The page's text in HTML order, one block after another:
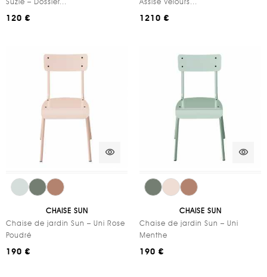
120 € 1210 €
visibility
CHAISE SUN
Chaise de jardin Sun – Uni Rose
Poudré
190 €
visibility
CHAISE SUN
Chaise de jardin Sun – Uni
Menthe
190 €